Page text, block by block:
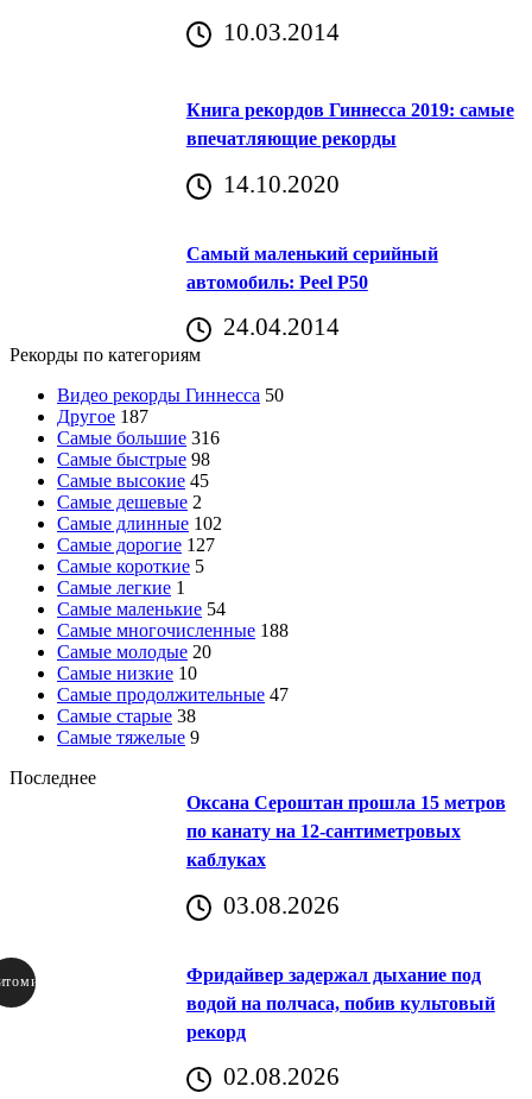
10.03.2014
Книга рекордов Гиннесса 2019: самые
впечатляющие рекорды
14.10.2020
Самый маленький серийный
автомобиль: Peel P50
24.04.2014
Рекорды по категориям
Видео рекорды Гиннесса 50
Другое 187
Самые большие 316
Самые быстрые 98
Самые высокие 45
Самые дешевые 2
Самые длинные 102
Самые дорогие 127
Самые короткие 5
Самые легкие 1
Самые маленькие 54
Самые многочисленные 188
Самые молодые 20
Самые низкие 10
Самые продолжительные 47
Самые старые 38
Самые тяжелые 9
Последнее
Оксана Сероштан прошла 15 метров
по канату на 12-сантиметровых
каблуках
03.08.2026
Фридайвер задержал дыхание под
водой на полчаса, побив культовый
рекорд
02.08.2026